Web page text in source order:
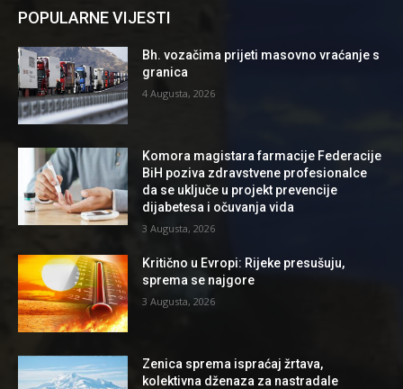
POPULARNE VIJESTI
Bh. vozačima prijeti masovno vraćanje s
granica
4 Augusta, 2026
Komora magistara farmacije Federacije
BiH poziva zdravstvene profesionalce
da se uključe u projekt prevencije
dijabetesa i očuvanja vida
3 Augusta, 2026
Kritično u Evropi: Rijeke presušuju,
sprema se najgore
3 Augusta, 2026
Zenica sprema ispraćaj žrtava,
kolektivna dženaza za nastradale